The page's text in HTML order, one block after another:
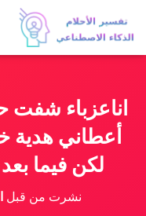
اناعزباء شفت
أعطاني
لكن فيما
نشرت من قبل